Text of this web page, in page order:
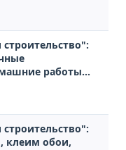
работы,
клеим обои,